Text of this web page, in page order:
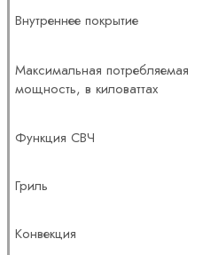
Внутреннее покрытие
Максимальная потребляемая
мощность, в киловаттах
Функция СВЧ
Гриль
Конвекция